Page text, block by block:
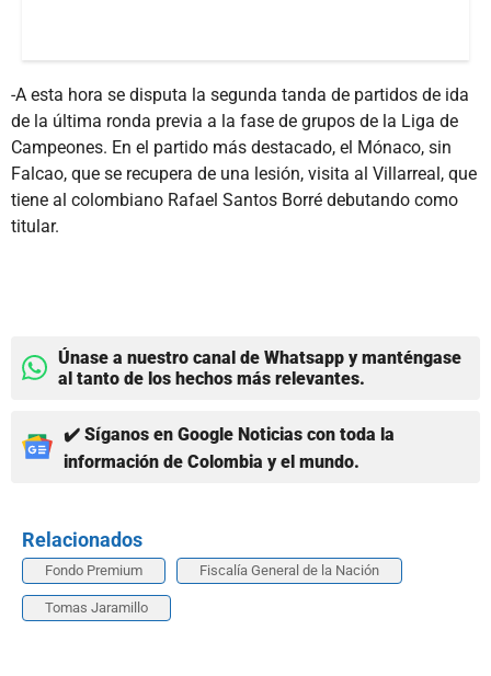
-A esta hora se disputa la segunda tanda de partidos de ida
de la última ronda previa a la fase de grupos de la Liga de
Campeones. En el partido más destacado, el Mónaco, sin
Falcao, que se recupera de una lesión, visita al Villarreal, que
tiene al colombiano Rafael Santos Borré debutando como
titular.
Únase a nuestro canal de Whatsapp y manténgase
al tanto de los hechos más relevantes.
✔️ Síganos en Google Noticias con toda la
información de Colombia y el mundo.
Relacionados
Fondo Premium Fiscalía General de la Nación
Tomas Jaramillo